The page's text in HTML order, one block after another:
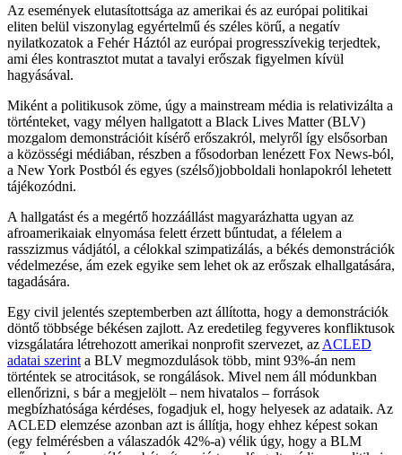
Az események elutasítottsága az amerikai és az európai politikai
eliten belül viszonylag egyértelmű és széles körű, a negatív
nyilatkozatok a Fehér Háztól az európai progresszívekig terjedtek,
ami éles kontrasztot mutat a tavalyi erőszak figyelmen kívül
hagyásával.
Miként a politikusok zöme, úgy a mainstream média is relativizálta a
történteket, vagy mélyen hallgatott a Black Lives Matter (BLV)
mozgalom demonstrációit kísérő erőszakról, melyről így elsősorban
a közösségi médiában, részben a fősodorban lenézett Fox News-ból,
a New York Postból és egyes (szélső)jobboldali honlapokról lehetett
tájékozódni.
A hallgatást és a megértő hozzáállást magyarázhatta ugyan az
afroamerikaiak elnyomása felett érzett bűntudat, a félelem a
rasszizmus vádjától, a célokkal szimpatizálás, a békés demonstrációk
védelmezése, ám ezek egyike sem lehet ok az erőszak elhallgatására,
tagadására.
Egy civil jelentés szeptemberben azt állította, hogy a demonstrációk
döntő többsége békésen zajlott. Az eredetileg fegyveres konfliktusok
vizsgálatára létrehozott amerikai nonprofit szervezet, az ACLED
adatai szerint a BLV megmozdulások több, mint 93%-án nem
történtek se atrocitások, se rongálások. Mivel nem áll módunkban
ellenőrizni, s bár a megjelölt – nem hivatalos – források
megbízhatósága kérdéses, fogadjuk el, hogy helyesek az adataik. Az
ACLED elemzése azonban azt is állítja, hogy ehhez képest sokan
(egy felmérésben a válaszadók 42%-a) vélik úgy, hogy a BLM